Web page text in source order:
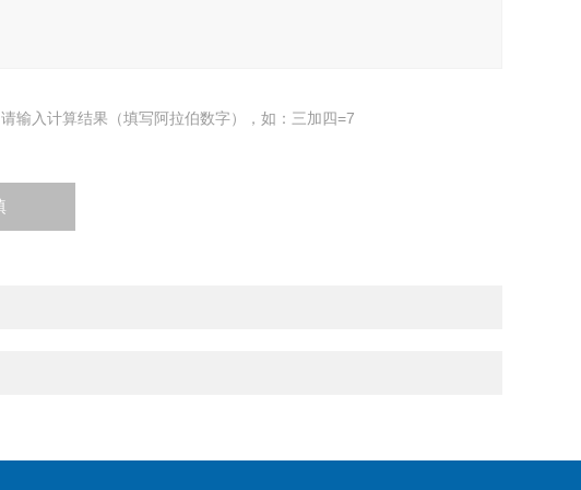
请输入计算结果（填写阿拉伯数字），如：三加四=7